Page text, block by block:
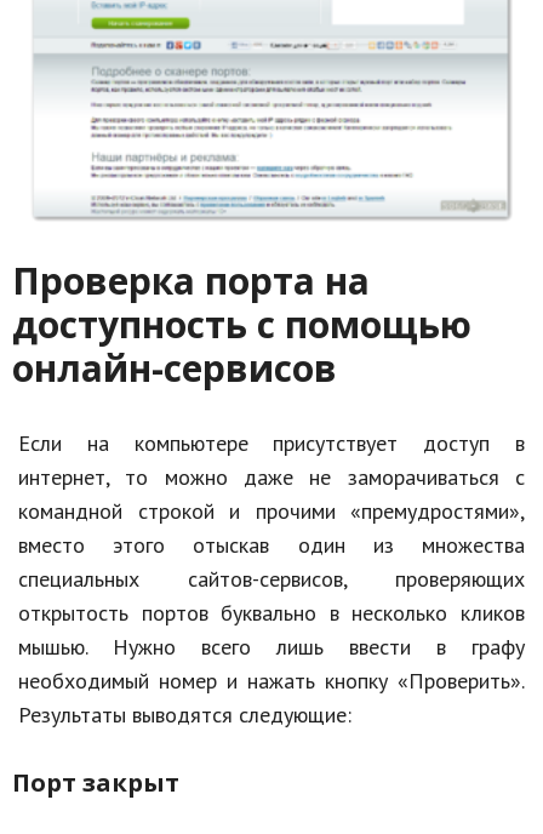
Проверка порта на
доступность с помощью
онлайн-сервисов
Если на компьютере присутствует доступ в
интернет, то можно даже не заморачиваться с
командной строкой и прочими «премудростями»,
вместо этого отыскав один из множества
специальных сайтов-сервисов, проверяющих
открытость портов буквально в несколько кликов
мышью. Нужно всего лишь ввести в графу
необходимый номер и нажать кнопку «Проверить».
Результаты выводятся следующие:
Порт закрыт